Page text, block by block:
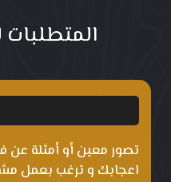
تصور معين أو أمثلة عن
اعجابك و ترغب بعمل